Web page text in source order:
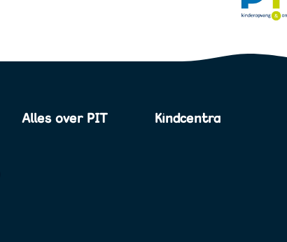
Alles over PIT Kindcentra